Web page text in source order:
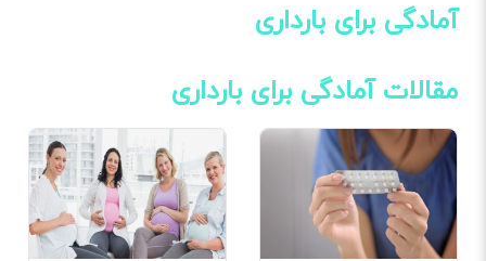
آمادگی برای بارداری
مقالات آمادگی برای بارداری